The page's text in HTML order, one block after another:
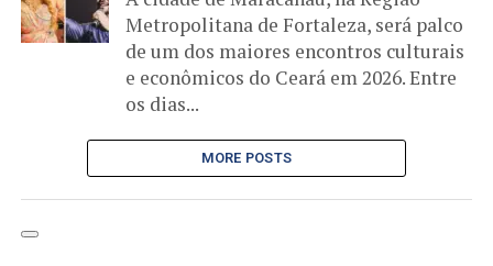
Metropolitana de Fortaleza, será palco
de um dos maiores encontros culturais
e econômicos do Ceará em 2026. Entre
os dias...
MORE POSTS